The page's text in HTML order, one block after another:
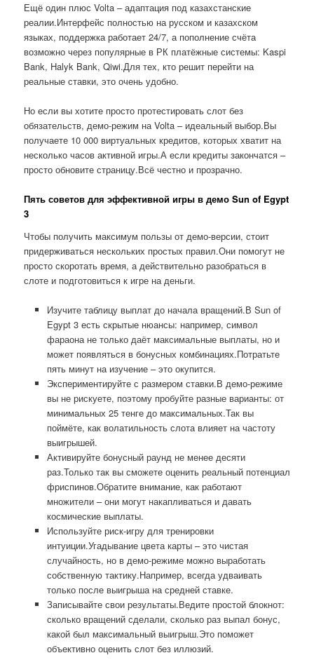
Ещё один плюс Volta – адаптация под казахстанские
реалии.Интерфейс полностью на русском и казахском
языках, поддержка работает 24/7, а пополнение счёта
возможно через популярные в РК платёжные системы: Kaspi
Bank, Halyk Bank, Qiwi.Для тех, кто решит перейти на
реальные ставки, это очень удобно.
Но если вы хотите просто протестировать слот без
обязательств, демо-режим на Volta – идеальный выбор.Вы
получаете 10 000 виртуальных кредитов, которых хватит на
несколько часов активной игры.А если кредиты закончатся –
просто обновите страницу.Всё честно и прозрачно.
Пять советов для эффективной игры в демо Sun of Egypt
3
Чтобы получить максимум пользы от демо-версии, стоит
придерживаться нескольких простых правил.Они помогут не
просто скоротать время, а действительно разобраться в
слоте и подготовиться к игре на деньги.
Изучите таблицу выплат до начала вращений.В Sun of
Egypt 3 есть скрытые нюансы: например, символ
фараона не только даёт максимальные выплаты, но и
может появляться в бонусных комбинациях.Потратьте
пять минут на изучение – это окупится.
Экспериментируйте с размером ставки.В демо-режиме
вы не рискуете, поэтому пробуйте разные варианты: от
минимальных 25 тенге до максимальных.Так вы
поймёте, как волатильность слота влияет на частоту
выигрышей.
Активируйте бонусный раунд не менее десяти
раз.Только так вы сможете оценить реальный потенциал
фриспинов.Обратите внимание, как работают
множители – они могут накапливаться и давать
космические выплаты.
Используйте риск-игру для тренировки
интуиции.Угадывание цвета карты – это чистая
случайность, но в демо-режиме можно выработать
собственную тактику.Например, всегда удваивать
только после выигрыша на средней ставке.
Записывайте свои результаты.Ведите простой блокнот:
сколько вращений сделали, сколько раз выпал бонус,
какой был максимальный выигрыш.Это поможет
объективно оценить слот без иллюзий.